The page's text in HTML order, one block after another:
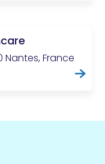
Nantes, France